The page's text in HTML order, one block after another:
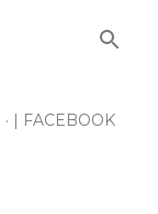
| FACEBOOK